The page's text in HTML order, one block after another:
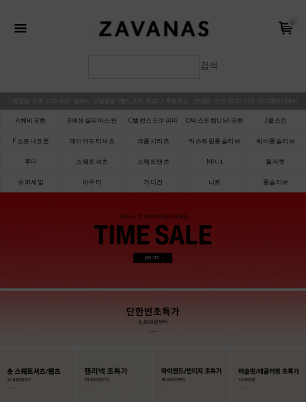
0
검색
A헤비코튼 B에센셜피마스판 C밸런스드수피마 D익스트림USA코튼 J쿨스킨
F소로나코튼 레이어드티셔츠 크롭시리즈 익스트림롱슬리브 헤비롱슬리브
후디 스웨트셔츠 스웨트팬츠 MA-1 울자켓
슈퍼세일 아우터 가디건 니트 롱슬리브